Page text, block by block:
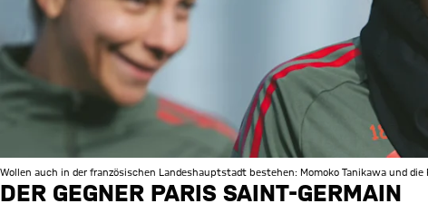
Wollen auch in der französischen Landeshauptstadt bestehen: Momoko Tanikawa und die
DER GEGNER PARIS SAINT-GERMAIN